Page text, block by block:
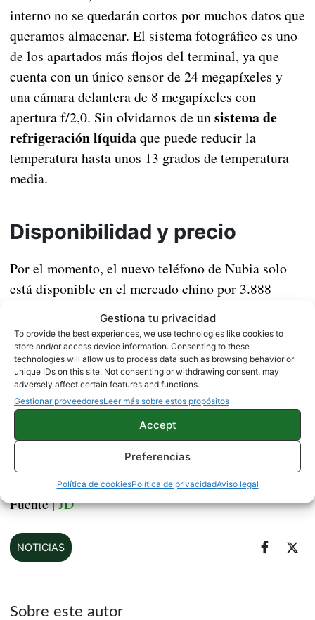
Gestiona tu privacidad
To provide the best experiences, we use technologies like cookies to
store and/or access device information. Consenting to these
technologies will allow us to process data such as browsing behavior or
unique IDs on this site. Not consenting or withdrawing consent, may
adversely affect certain features and functions.
Gestionar proveedoresLeer más sobre estos propósitos
Accept
Preferencias
Política de cookiesPolítica de privacidadAviso legal
interno no se quedarán cortos por muchos datos que
queramos almacenar. El sistema fotográfico es uno
de los apartados más flojos del terminal, ya que
cuenta con un único sensor de 24 megapíxeles y
una cámara delantera de 8 megapíxeles con
apertura f/2,0. Sin olvidarnos de unsistema de
refrigeración líquidaque puede reducir la
temperatura hasta unos 13 grados de temperatura
media.
Disponibilidad y precio
Por el momento, el nuevo teléfono de Nubia solo
está disponible en el mercado chino por 3.888
yuanes. Es decir, un total de 490 euros al cambio
No sabemos si llegará a España algún día, pero en
el que caso de que aparezca una versión global, este
móvil puede convertirse en una gran competencia
para el resto de smartphones gaming.
Ofertas del día de Amazon: Xiaomi Mi 8 con 100
euros de descuento
Fuente |JD
NOTICIAS
Sobre este autor